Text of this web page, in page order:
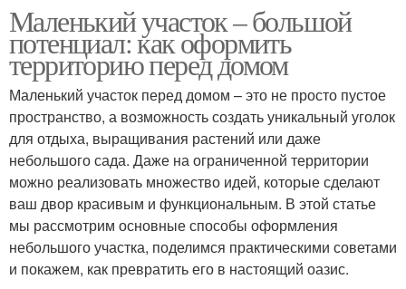
Пруд на участке Садовый участок
Дачный участок Приусадебный участок
Отдых на участке Участок на зоны
Маленький участок – большой
потенциал: как оформить
территорию перед домом
Маленький участок перед домом – это не просто пустое
пространство, а возможность создать уникальный уголок
для отдыха, выращивания растений или даже
небольшого сада. Даже на ограниченной территории
можно реализовать множество идей, которые сделают
ваш двор красивым и функциональным. В этой статье
мы рассмотрим основные способы оформления
небольшого участка, поделимся практическими советами
и покажем, как превратить его в настоящий оазис.